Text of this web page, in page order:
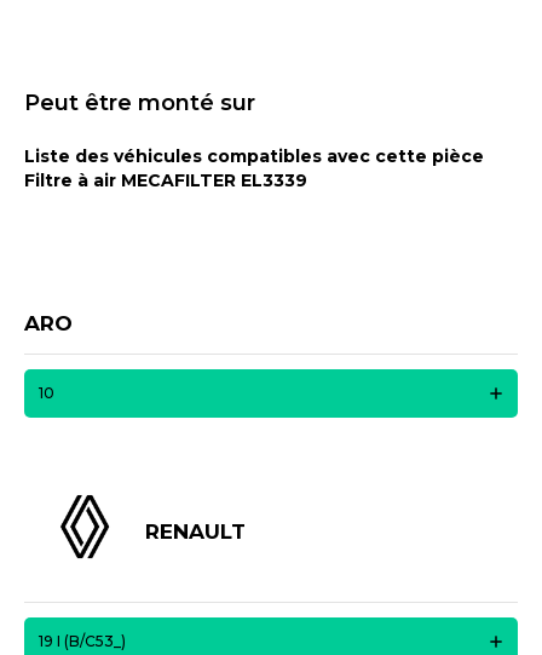
Peut être monté sur
Liste des véhicules compatibles avec cette pièce
Filtre à air MECAFILTER EL3339
ARO
10
RENAULT
19 I (B/C53_)